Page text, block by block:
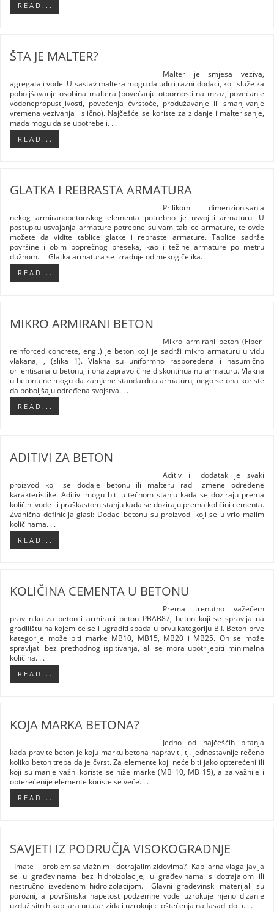
R E A D . . .
ŠTA JE MALTER?
Malter je smjesa veziva,
agregata i vode. U sastav maltera mogu da uđu i razni dodaci, koji služe za
poboljšavanje osobina maltera (povećanje otpornosti na mraz, povećanje
vodonepropustljivosti, povećenja čvrstoće, produžavanje ili smanjivanje
vremena vezivanja i slično). Najčešće se koriste za zidanje i malterisanje,
mada mogu da se upotrebe i. . .
R E A D . . .
GLATKA I REBRASTA ARMATURA
Prilikom dimenzionisanja
nekog armiranobetonskog elementa potrebno je usvojiti armaturu. U
postupku usvajanja armature potrebne su vam tablice armature, te ovde
možete da vidite tablice glatke i rebraste armature. Tablice sadrže
površine i obim poprečnog preseka, kao i težine armature po metru
dužnom. Glatka armatura se izrađuje od mekog čelika. . .
R E A D . . .
MIKRO ARMIRANI BETON
Mikro armirani beton (Fiber-
reinforced concrete, engl.) je beton koji je sadrži mikro armaturu u vidu
vlakana, , (slika 1). Vlakna su uniformno raspoređena i nasumično
orijentisana u betonu, i ona zapravo čine diskontinualnu armaturu. Vlakna
u betonu ne mogu da zamJene standardnu armaturu, nego se ona koriste
da poboljšaju određena svojstva. . .
R E A D . . .
ADITIVI ZA BETON
Aditiv ili dodatak je svaki
proizvod koji se dodaje betonu ili malteru radi izmene određene
karakteristike. Aditivi mogu biti u tečnom stanju kada se doziraju prema
količini vode ili praškastom stanju kada se doziraju prema količini cementa.
Zvanična definicija glasi: Dodaci betonu su proizvodi koji se u vrlo malim
količinama. . .
R E A D . . .
KOLIČINA CEMENTA U BETONU
Prema trenutno važećem
pravilniku za beton i armirani beton PBAB87, beton koji se spravlja na
gradilištu na kojem će se i ugraditi spada u prvu kategoriju B.I. Beton prve
kategorije može biti marke MB10, MB15, MB20 i MB25. On se može
spravljati bez prethodnog ispitivanja, ali se mora upotrijebiti minimalna
količina. . .
R E A D . . .
KOJA MARKA BETONA?
Jedno od najčešćih pitanja
kada pravite beton je koju marku betona napraviti, tj. jednostavnije rečeno
koliko beton treba da je čvrst. Za elemente koji neće biti jako opterećeni ili
koji su manje važni koriste se niže marke (MB 10, MB 15), a za važnije i
opterećenije elemente koriste se veće. . .
R E A D . . .
SAVJETI IZ PODRUČJA VISOKOGRADNJE
Imate li problem sa vlažnim i dotrajalim zidovima? Kapilarna vlaga javlja
se u građevinama bez hidroizolacije, u građevinama s dotrajalom ili
nestručno izvedenom hidroizolacijom. Glavni građevinski materijali su
porozni, a površinska napetost podzemne vode uzrokuje njeno dizanje
uzduž sitnih kapilara unutar zida i uzrokuje: -oštećenja na fasadi do 5. . .